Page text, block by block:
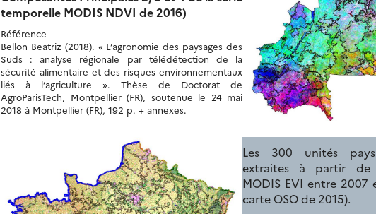
temporelle MODIS NDVI de 2016)
Référence
Bellon Beatriz (2018). « L’agronomie des paysages des
Suds : analyse régionale par télédétection de la
sécurité alimentaire et des risques environnementaux
liés à l’agriculture ». Thèse de Doctorat de
AgroParisTech, Montpellier (FR), soutenue le 24 mai
2018 à Montpellier (FR), 192 p. + annexes.
Les 300 unités
extraites à partir de
MODIS EVI entre 2007
carte OSO de 2015).